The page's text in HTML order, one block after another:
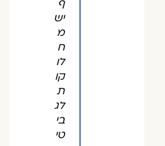
ף
יש
מ
ח
לו
קו
ת
לג
בי
טי